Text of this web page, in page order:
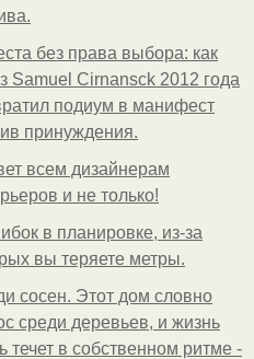
без права выбора: как
Samuel Cirnansck 2012 года
подиум в манифест
принуждения.
всем дизайнерам
и не только!
в планировке, из-за
вы теряете метры.
сосен. Этот дом словно
среди деревьев, и жизнь
течет в собственном ритме -